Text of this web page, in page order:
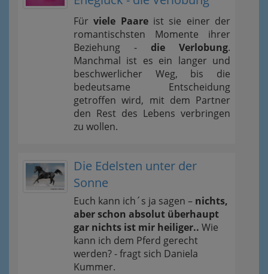
Fürviele Paareist sie einer der
romantischsten Momente ihrer
Beziehung - die Verlobung.
Manchmal ist es ein langer und
beschwerlicher Weg, bis die
bedeutsame Entscheidung
getroffen wird, mit dem Partner
den Rest des Lebens verbringen
zu wollen.
Die Edelsten unter der
Sonne
Euch kann ich´s ja sagen – nichts,
aber schon absolut überhaupt
gar nichts ist mir heiliger.. Wie
kann ich dem Pferd gerecht
werden? - fragt sich Daniela
Kummer.